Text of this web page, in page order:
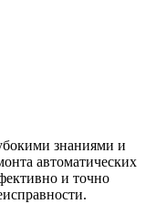
знаниями и
автоматических
и точно